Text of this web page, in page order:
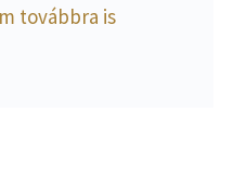
továbbra is